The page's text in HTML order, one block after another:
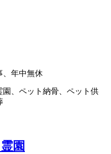
、年中無休
、ペット納骨、ペット供
園